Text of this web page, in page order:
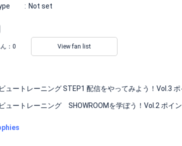
Not set
： 0 View fan list
ュートレーニング STEP1 配信をやってみよう！Vol.3
ュートレーニング SHOWROOMを学ぼう！Vol.2 ポイ